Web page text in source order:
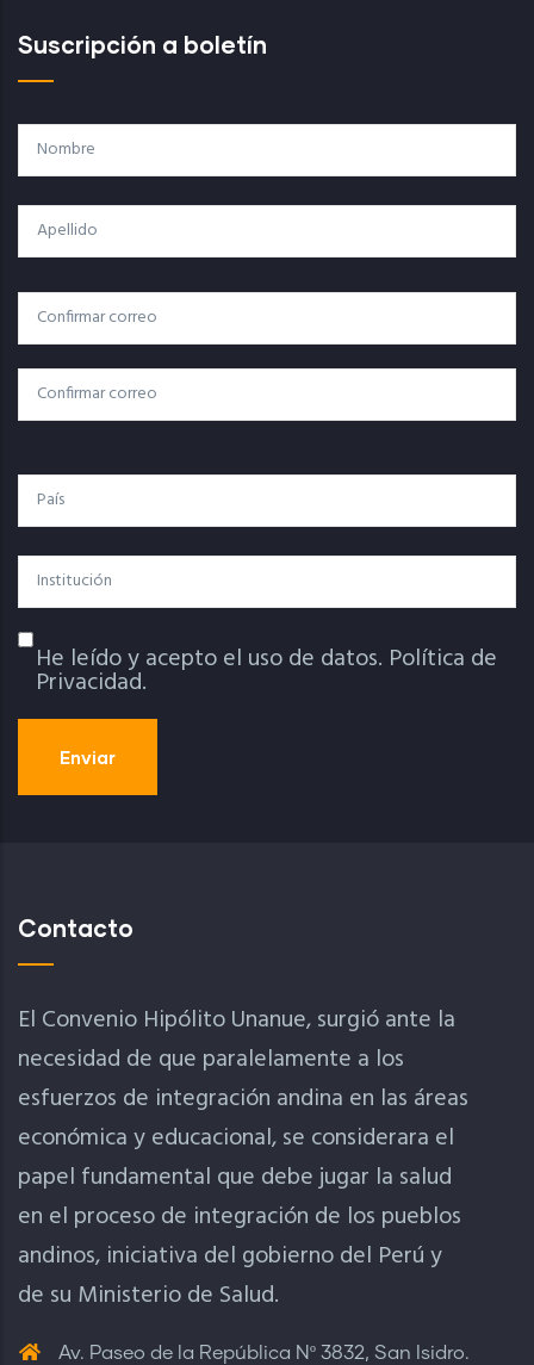
Suscripción a boletín
Nombre
Apellido
Correo
Electrónico
Correo Electrónico
Confirmar Correo
País
Institución
Política De Privacidad
He leído y acepto el uso de datos. Política de
Privacidad.
Contacto
El Convenio Hipólito Unanue, surgió ante la
necesidad de que paralelamente a los
esfuerzos de integración andina en las áreas
económica y educacional, se considerara el
papel fundamental que debe jugar la salud
en el proceso de integración de los pueblos
andinos, iniciativa del gobierno del Perú y
de su Ministerio de Salud.
Av. Paseo de la República Nº 3832, San Isidro.